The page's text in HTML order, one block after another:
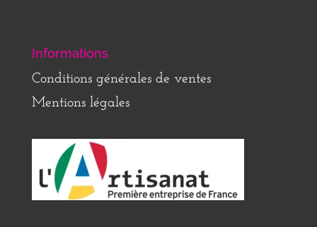
Informations
Conditions générales de ventes
Mentions légales